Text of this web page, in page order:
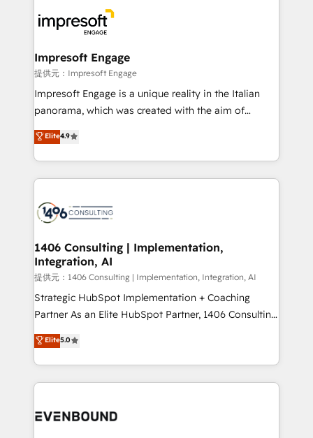
business with HubSpot? Let Cebra’s experts help
you grow faster, smarter, and with impact.
and—most importantly—simple. That’s why we lean
into bold ideas and shape them into thoughtful
products and strategies that actually make a
difference.
Impresoft Engage
提供元：Impresoft Engage
Impresoft Engage is a unique reality in the Italian
panorama, which was created with the aim of
putting Customer Experience at the center by
creating digital environments capable of integrating
people, processes and data. We offer the best
digital solutions on the market, ranging from CRM
marketing automation to online and offline sales
allowing companies to optimize processes and meet
the needs of the customer. We are part of Impresoft
Group, a group of specialized and complementary
companies that divide their offer into 4
Competence Centers: Smart Manufacturing,
The synergies generated by these integrations,
together with the combination of talents, skills,
to accompany companies on their digital
Elite4.9
1406 Consulting | Implementation,
Integration, AI
提供元：1406 Consulting | Implementation, Integration, AI
Strategic HubSpot Implementation + Coaching
Partner As an Elite HubSpot Partner, 1406 Consulting
helps mid-market revenue teams transform how
they sell, market, and serve. We don't just build your
HubSpot—we teach your team to own it, then stay
to help you keep winning. What We Do ⚙️ CRM
Data & Content 📈 Sales & Marketing Alignment +
Elite5.0